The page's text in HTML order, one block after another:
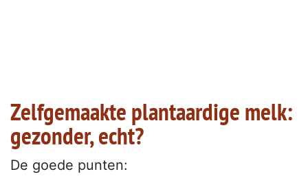
Zelfgemaakte plantaardige melk:
gezonder, echt?
De goede punten: